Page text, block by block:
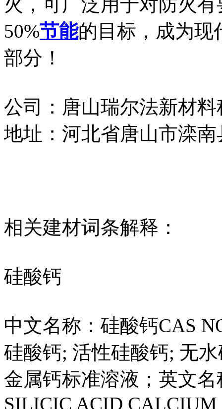
50%节能的目标，成为现
部分！
公司：唐山瑞尔法新材
地址：河北省唐山市滦
相关建材词条解释：
硅酸钙
中文名称：硅酸钙CAS
硅酸钙; 活性硅酸钙; 无
金属钙标准溶液；英文名
SILICIC ACID